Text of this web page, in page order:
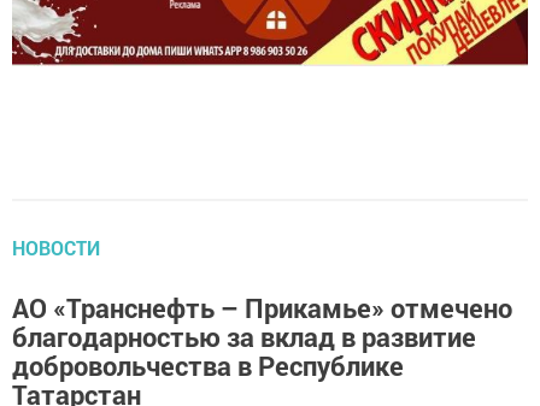
НОВОСТИ
АО «Транснефть – Прикамье» отмечено
благодарностью за вклад в развитие
добровольчества в Республике
Татарстан